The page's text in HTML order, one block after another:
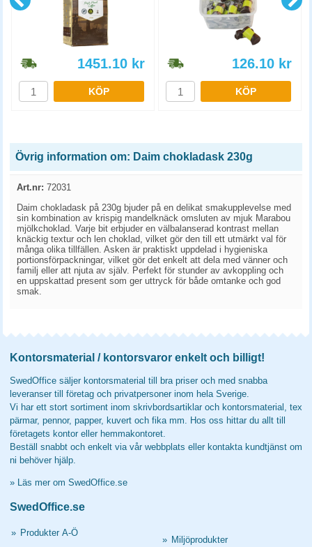
1451.10 kr
KÖP
126.10 kr
KÖP
Övrig information om: Daim chokladask 230g
Art.nr: 72031
Daim chokladask på 230g bjuder på en delikat smakupplevelse med
sin kombination av krispig mandelknäck omsluten av mjuk Marabou
mjölkchoklad. Varje bit erbjuder en välbalanserad kontrast mellan
knäckig textur och len choklad, vilket gör den till ett utmärkt val för
många olika tillfällen. Asken är praktiskt uppdelad i hygieniska
portionsförpackningar, vilket gör det enkelt att dela med vänner och
familj eller att njuta av själv. Perfekt för stunder av avkoppling och
en uppskattad present som ger uttryck för både omtanke och god
smak.
Kontorsmaterial / kontorsvaror enkelt och billigt!
SwedOffice säljer kontorsmaterial till bra priser och med snabba
leveranser till företag och privatpersoner inom hela Sverige.
Vi har ett stort sortiment inom skrivbordsartiklar och kontorsmaterial, tex
pärmar, pennor, papper, kuvert och fika mm. Hos oss hittar du allt till
företagets kontor eller hemmakontoret.
Beställ snabbt och enkelt via vår webbplats eller kontakta kundtjänst om
ni behöver hjälp.
» Läs mer om SwedOffice.se
SwedOffice.se
» Produkter A-Ö
» Miljöprodukter